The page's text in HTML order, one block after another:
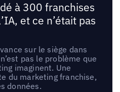
à 300 franchises
et ce n’était pas
sur le siège dans
pas le problème que
imaginent. Une
du marketing franchise,
données.